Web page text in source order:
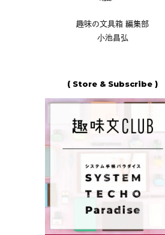
趣味の文具箱 編集部
小池昌弘
( Store & Subscribe )